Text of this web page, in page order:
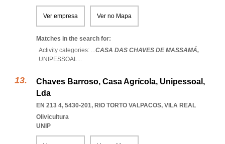
Ver empresa Ver no Mapa
Matches in the search for:
Activity categories: ...CASA DAS CHAVES DE MASSAMÁ,
UNIPESSOAL...
Chaves Barroso, Casa Agrícola, Unipessoal,
Lda
EN 213 4, 5430-201, RIO TORTO VALPACOS, VILA REAL
Olivicultura
UNIP